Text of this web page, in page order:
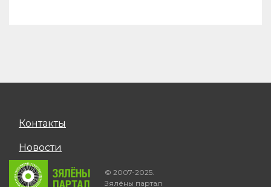
Контакты
Новости
© 2007-2025.
Зялёны партал